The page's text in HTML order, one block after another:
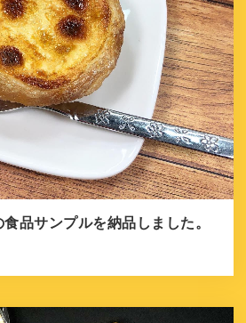
品サンプルを納品しました。